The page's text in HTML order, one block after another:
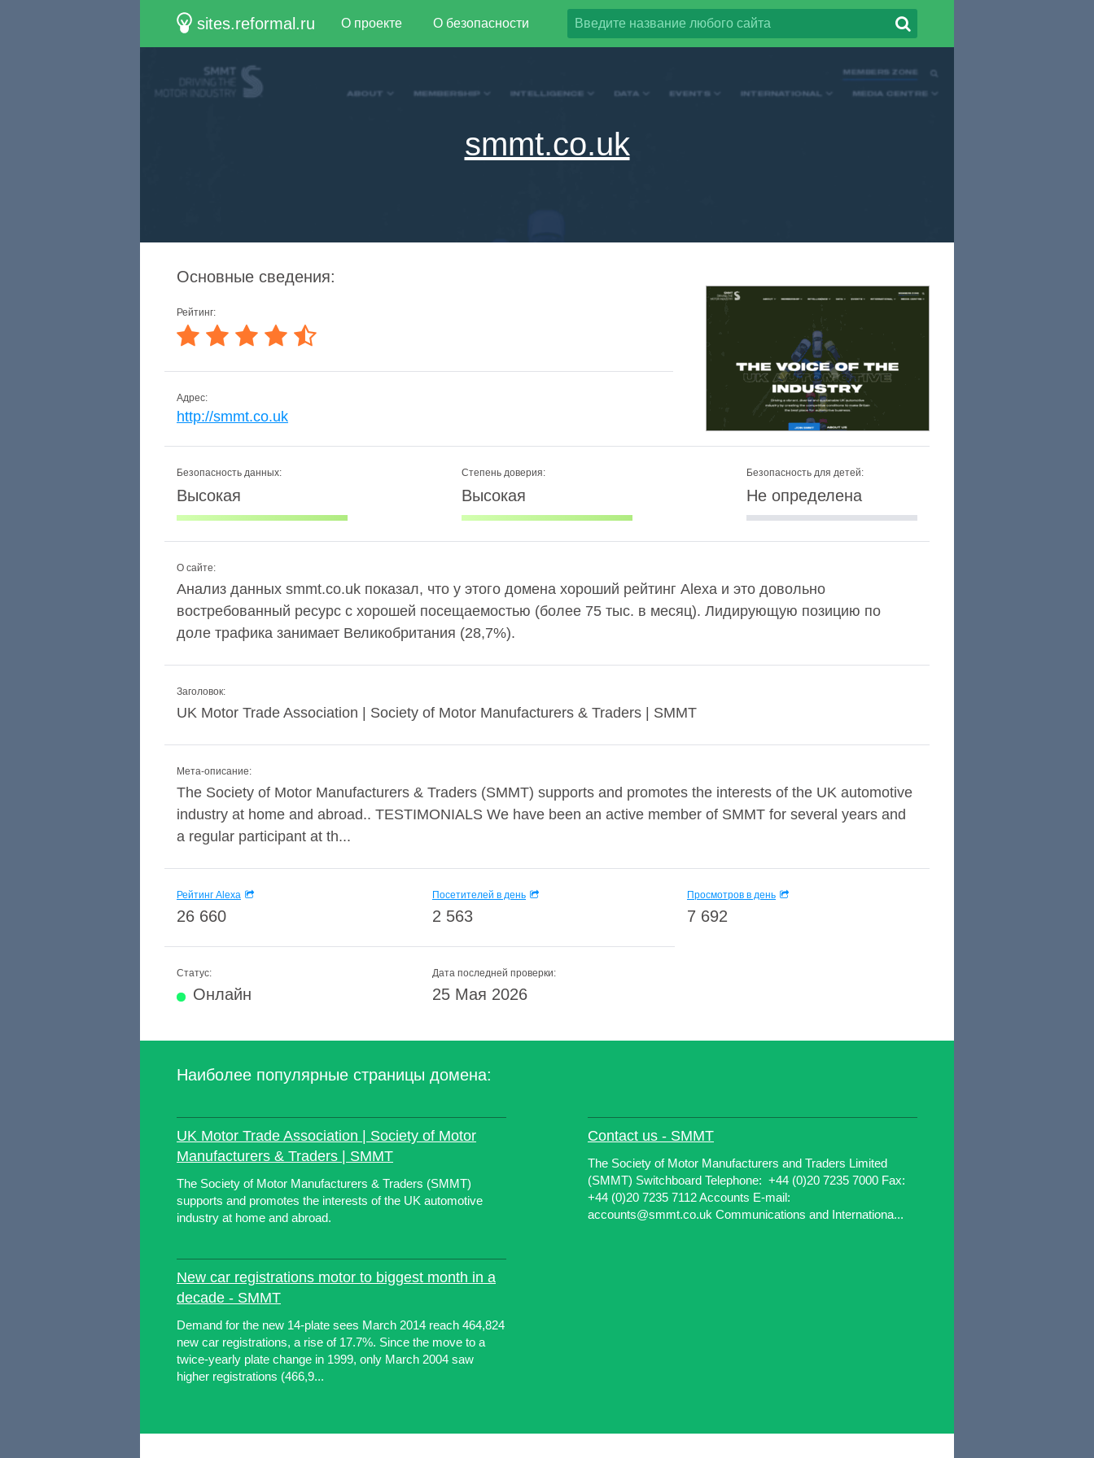
sites.reformal.ru О проекте О безопасности
smmt.co.uk
Основные сведения:
Рейтинг:
Адрес:
http://smmt.co.uk
Безопасность данных:
Высокая
Степень доверия:
Высокая
Безопасность для детей:
Не определена
О сайте:
Анализ данных smmt.co.uk показал, что у этого домена хороший рейтинг Alexa и это довольно
востребованный ресурс с хорошей посещаемостью (более 75 тыс. в месяц). Лидирующую позицию по
доле трафика занимает Великобритания (28,7%).
Заголовок:
UK Motor Trade Association | Society of Motor Manufacturers & Traders | SMMT
Мета-описание:
The Society of Motor Manufacturers & Traders (SMMT) supports and promotes the interests of the UK automotive
industry at home and abroad.. TESTIMONIALS We have been an active member of SMMT for several years and
a regular participant at th...
Рейтинг Alexa
26 660
Посетителей в день
2 563
Просмотров в день
7 692
Статус:
Онлайн
Дата последней проверки:
25 Мая 2026
Наиболее популярные страницы домена:
UK Motor Trade Association | Society of Motor
Manufacturers & Traders | SMMT
The Society of Motor Manufacturers & Traders (SMMT)
supports and promotes the interests of the UK automotive
industry at home and abroad.
New car registrations motor to biggest month in a
decade - SMMT
Demand for the new 14-plate sees March 2014 reach 464,824
new car registrations, a rise of 17.7%. Since the move to a
twice-yearly plate change in 1999, only March 2004 saw
higher registrations (466,9...
Contact us - SMMT
The Society of Motor Manufacturers and Traders Limited
(SMMT) Switchboard Telephone: +44 (0)20 7235 7000 Fax:
+44 (0)20 7235 7112 Accounts E-mail:
accounts@smmt.co.uk Communications and Internationa...